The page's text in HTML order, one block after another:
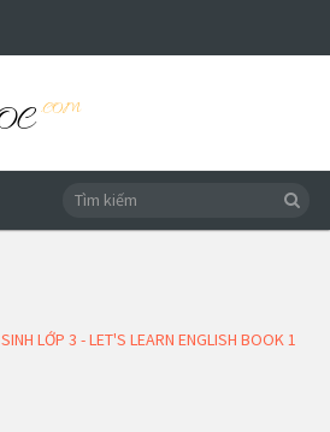
LỚP 3 - LET'S LEARN ENGLISH BOOK 1